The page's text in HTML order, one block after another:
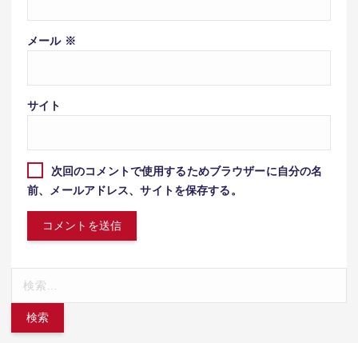
メール ※
サイト
次回のコメントで使用するためブラウザーに自分の名
前、メールアドレス、サイトを保存する。